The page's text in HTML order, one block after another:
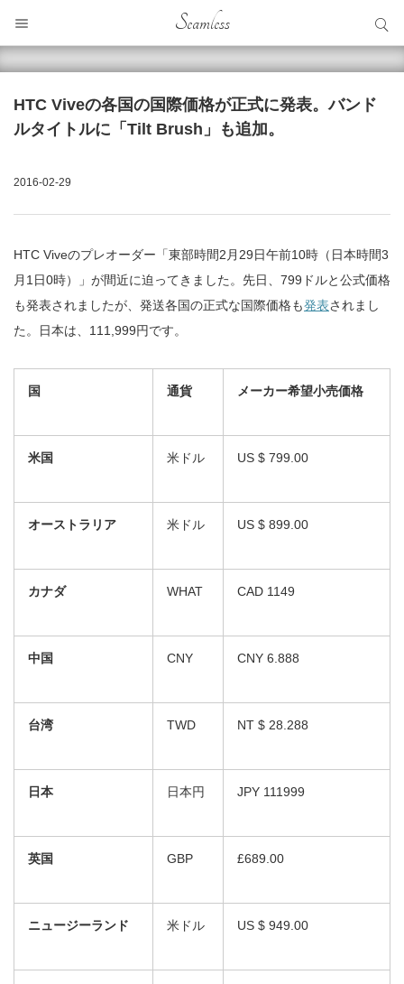
Seamless
HTC Viveの各国の国際価格が正式に発表。バンド
ルタイトルに「Tilt Brush」も追加。
2016-02-29
HTC Viveのプレオーダー「東部時間2月29日午前10時（日本時間3
月1日0時）」が間近に迫ってきました。先日、799ドルと公式価格
も発表されましたが、発送各国の正式な国際価格も発表されまし
た。日本は、111,999円です。
国 通貨 メーカー希望小売価格
米国 米ドル US $ 799.00
オーストラリア 米ドル US $ 899.00
カナダ WHAT CAD 1149
中国 CNY CNY 6.888
台湾 TWD NT $ 28.288
日本 日本円 JPY 111999
英国 GBP £689.00
ニュージーランド 米ドル US $ 949.00
サイト内検索